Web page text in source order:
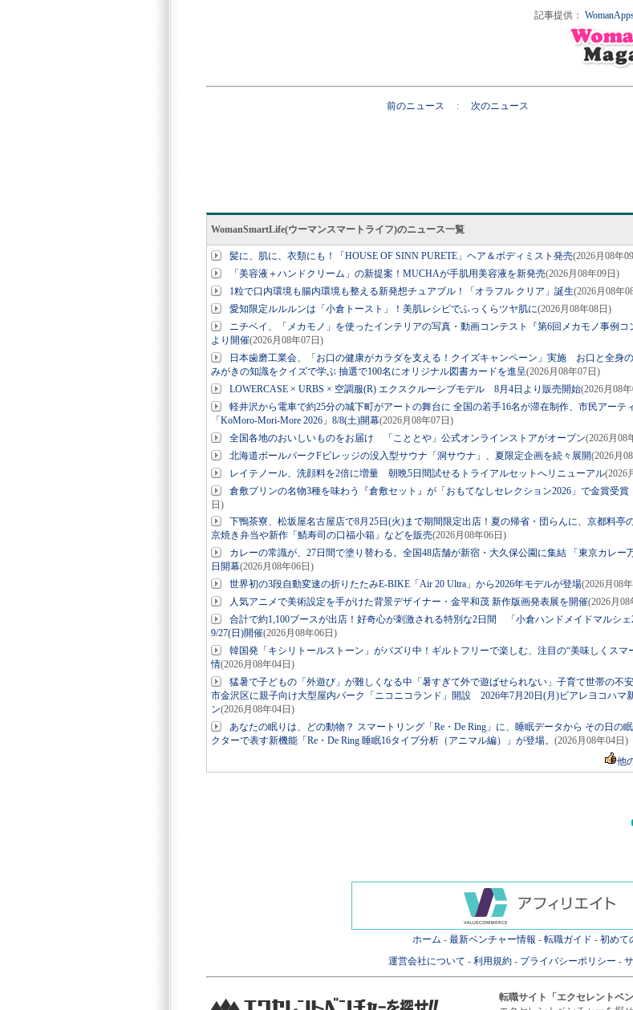
記事提供：
前のニュース : 次のニュース
WomanSmartLife(ウーマンスマートライフ)のニュース一覧
髪に、肌に、衣類にも！「HOUSE OF SINN PURETE」ヘア＆ボディミスト発売(2026月08年
「美容液＋ハンドクリーム」の新提案！MUCHAが手肌用美容液を新発売(2026月08年09日)
1粒で口内環境も腸内環境も整える新発想チュアブル！「オラフル クリア」誕生(2026月08年
愛知限定ルルルンは「小倉トースト」！美肌レシピでふっくらツヤ肌に(2026月08年08日)
ニチベイ、「メカモノ」を使ったインテリアの写真・動画コンテスト『第6回メカモノ事例コ
より開催(2026月08年07日)
日本歯磨工業会、「お口の健康がカラダを支える！クイズキャンペーン」実施 お口と全身
みがきの知識をクイズで学ぶ 抽選で100名にオリジナル図書カードを進呈(2026月08年07日)
LOWERCASE × URBS × 空調服(R) エクスクルーシブモデル 8月4日より販売開始(2026月08
軽井沢から電車で約25分の城下町がアートの舞台に 全国の若手16名が滞在制作、市民アーテ
「KoMoro-Mori-More 2026」8/8(土)開幕(2026月08年07日)
全国各地のおいしいものをお届け 「こととや」公式オンラインストアがオープン(2026月08
北海道ボールパークFビレッジの没入型サウナ「洞サウナ」、夏限定企画を続々展開(2026月
レイテノール、洗顔料を2倍に増量 朝晩5日間試せるトライアルセットへリニューアル(2026
倉敷プリンの名物3種を味わう『倉敷セット』が「おもてなしセレクション2026」で金賞受賞
日)
下鴨茶寮、松坂屋名古屋店で8月25日(火)まで期間限定出店！夏の帰省・団らんに、京都料
京焼き弁当や新作「鯖寿司の口福小箱」などを販売(2026月08年06日)
カレーの常識が、27日間で塗り替わる。全国48店舗が新宿・大久保公園に集結 「東京カレー
日開幕(2026月08年06日)
世界初の3段自動変速の折りたたみE-BIKE「Air 20 Ultra」から2026年モデルが登場(2026月08
人気アニメで美術設定を手がけた背景デザイナー・金平和茂 新作版画発表展を開催(2026月08
合計で約1,100ブースが出店！好奇心が刺激される特別な2日間 「小倉ハンドメイドマルシェ
9/27(日)開催(2026月08年06日)
韓国発「キシリトールストーン」がバズり中！ギルトフリーで楽しむ、注目の“美味しくスマ
情(2026月08年04日)
猛暑で子どもの「外遊び」が難しくなる中「暑すぎて外で遊ばせられない」子育て世帯の
市金沢区に親子向け大型屋内パーク「ニコニコランド」開設 2026年7月20日(月)ビアレヨコハマ
ン(2026月08年04日)
あなたの眠りは、どの動物？ スマートリング「Re・De Ring」に、睡眠データから その日の
クターで表す新機能「Re・De Ring 睡眠16タイプ分析（アニマル編）」が登場。 (2026月08年04日)
他
ホーム - 最新ベンチャー情報 - 転職ガイド - 初めて
運営会社について - 利用規約 - プライバシーポリシー -
転職サイト
「エクセレントベ